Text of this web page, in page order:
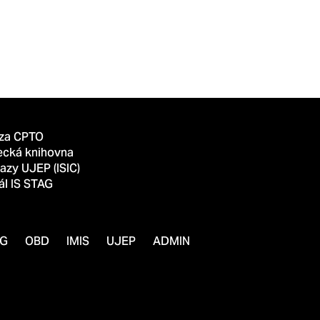
CPTO
knihovna
UJEP (ISIC)
IS STAG
OBD IMIS UJEP ADMIN